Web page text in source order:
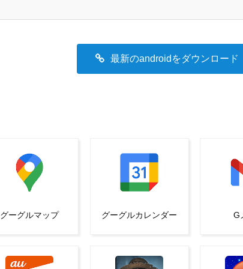
最新のandroidをダウンロード
グーグルマップ グーグルカレンダー G